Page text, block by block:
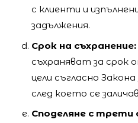
с клиенти и
задължения.
Срок на съхранение:
съхраняват за срок
цели съгласно
след което се
Споделяне с трети